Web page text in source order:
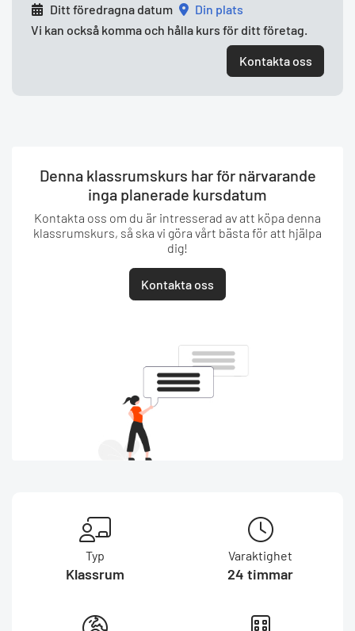
Ditt föredragna datum
din plats
Vi kan också komma och hålla kurs för ditt företag.
Kontakta oss
Denna klassrumskurs har för närvarande
inga planerade kursdatum
Kontakta oss om du är intresserad av att köpa denna
klassrumskurs, så ska vi göra vårt bästa för att hjälpa
dig!
Kontakta oss
Typ
Klassrum
Varaktighet
24 timmar